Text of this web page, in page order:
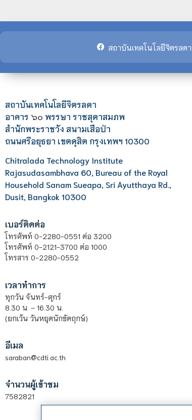
สถาบันเทคโนโลยีจิตรลดา
สถาบันเทคโนโลยีจิตรลดา
อาคาร ๖๐ พรรษา ราชสุดาสมภพ
สำนักพระราชวัง สนามเสือป่า
ถนนศรีอยุธยา เขตดุสิต กรุงเทพฯ 10300
Chitralada Technology Institute
Rajasudasambhava 60, Bureau of the Royal
Household Sanam Sueapa, Sri Ayutthaya Rd.,
Dusit, Bangkok 10300
เบอร์ติดต่อ
โทรศัพท์ 0-2280-0551 ต่อ 3200
โทรศัพท์ 0-2121-3700 ต่อ 1000
โทรสาร 0-2280-0552
เวลาทำการ
ทุกวัน จันทร์-ศุกร์
8.30 น. – 16.30 น.
(ยกเว้น วันหยุดนักขัตฤกษ์)
อีเมล
saraban@cdti.ac.th
จำนวนผู้เข้าชม
7582821